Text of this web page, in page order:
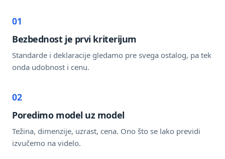
01
Bezbednost je prvi kriterijum
Standarde i deklaracije gledamo pre svega ostalog, pa tek
onda udobnost i cenu.
02
Poredimo model uz model
Težina, dimenzije, uzrast, cena. Ono što se lako previdi
izvučemo na videlo.